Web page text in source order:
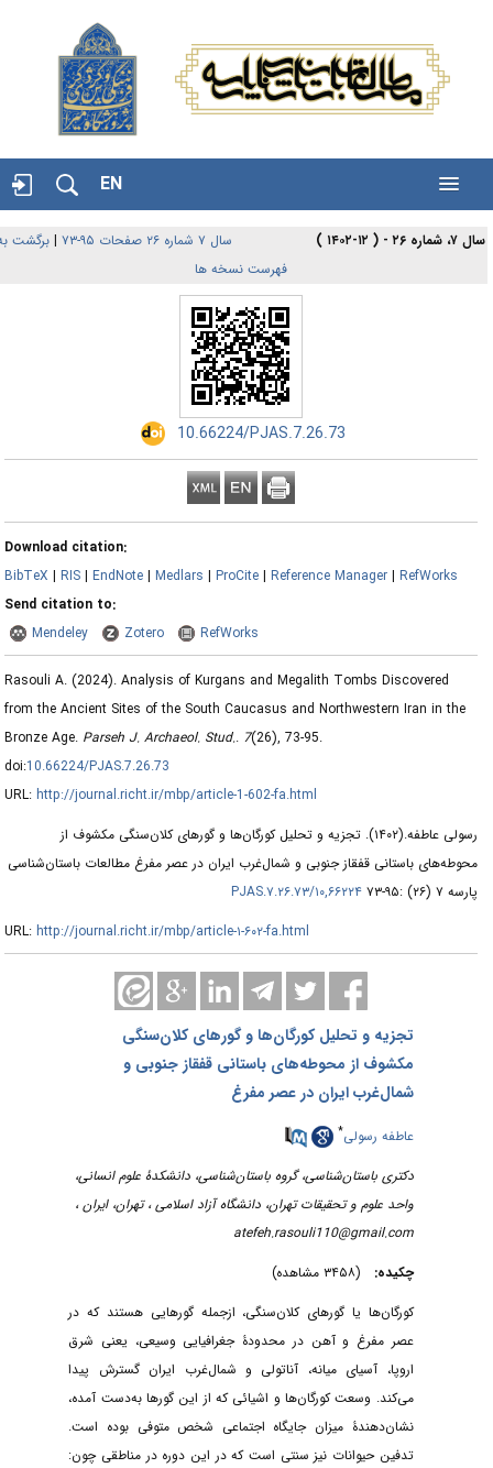
EN
شماره ۲۶ - ( ۱۲-۱۴۰۲ ) سال ۷ شماره ۲۶ صفحات ۹۵-۷۳ | برگشت به
فهرست نسخه ها
‎ 10.66224/PJAS.7.26.73
Download citation:
BibTeX |RIS |EndNote |Medlars |ProCite |Reference Manager |RefWorks
Send citation to:
Mendeley
Zotero RefWorks
Rasouli A.(2024).Analysis of Kurgans and Megalith Tombs Discovered
from the Ancient Sites of the South Caucasus and Northwestern Iran in the
Bronze Age.Parseh J. Archaeol. Stud..7(26), 73-95.
doi:10.66224/PJAS.7.26.73
URL:http://journal.richt.ir/mbp/article-1-602-fa.html
رسولی عاطفه.(۱۴۰۲).
تجزیه و تحلیل کورگان‌ها و گورهای کلان‌سنگی مکشوف از
محوطه‌های باستانی قفقاز جنوبی و شمال‌غرب ایران در عصر مفرغ مطالعات باستان‌شناسی
پارسه ۷ (۲۶) :۹۵-۷۳
۱۰,۶۶۲۲۴/PJAS.۷.۲۶.۷۳
URL:http://journal.richt.ir/mbp/article-۱-۶۰۲-fa.html
تجزیه و تحلیل کورگان‌ها و گورهای کلان‌سنگی
مکشوف از محوطه‌های باستانی قفقاز جنوبی و
شمال‌غرب ایران در عصر مفرغ
عاطفه رسولی
دکتری باستان‌شناسی، گروه باستان‌شناسی، دانشکدۀ علوم انسانی،
واحد علوم و تحقیقات تهران، دانشگاه آزاد اسلامی ، تهران، ایران ،
atefeh.rasouli110@gmail.com
چکیده:
کورگان‌ها یا گورهای کلان‌سنگی، ازجمله گورهایی هستند که در
عصر مفرغ و آهن در محدودۀ جغرافیایی وسیعی، یعنی شرق
اروپا، آسیای میانه، آناتولی و شمال‌غرب ایران گسترش پیدا
می‌کند. وسعت کورگان‌ها و اشیائی که از این گورها به‌دست آمده،
نشان‌دهندۀ میزان جایگاه اجتماعی شخص متوفی بوده است.
تدفین حیوانات نیز سنتی است که در این دوره در مناطقی چون: